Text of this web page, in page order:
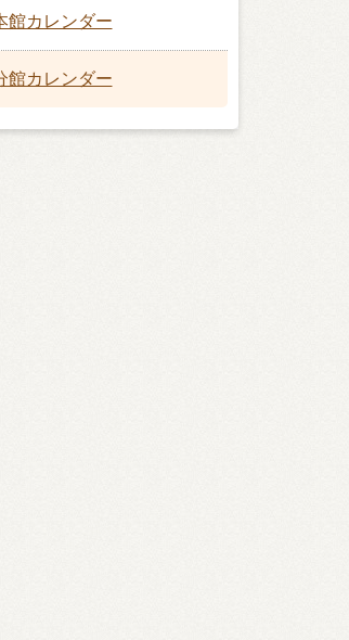
館カレンダー
館カレンダー